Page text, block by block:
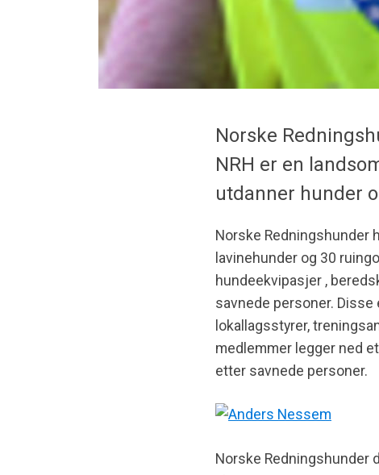
Norske
NRH er en
utdanner hunder
Norske Redningshunder
lavinehunder og 30
hundeekvipasjer ,
savnede personer.
lokallagsstyrer,
medlemmer legger ned
etter savnede personer.
Norske Redningshunder